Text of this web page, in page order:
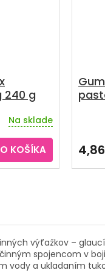
240 g
Na sklade
KOŠÍKA
je
5,0
výťažkov –
spojencom v
vody a ukladaním